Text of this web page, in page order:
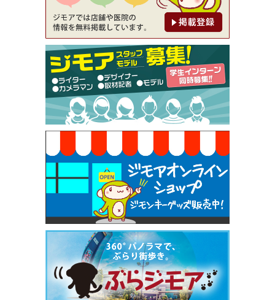
【ジモア限定②】初回割引 特価 鼻毛脱毛 半額 2,2
00円⇒1,100円（メンズ専門ワックス脱毛サロン Mi
ckle（ミックル））
[有効期限]2026年9月30日
【ジモア限定特典①】まつ毛カール 3,850円→ 2,7
50円（Premiere（プルミエール））
[有効期限]2026年9月30日
焼き餃子 一皿サービス（餃子酒場たっちゃん 西
早稲田店）
[有効期限]2026年9月30日